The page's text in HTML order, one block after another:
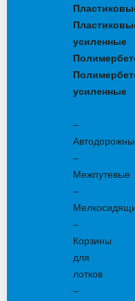
усиленные
усиленные
–
–
Межпутевые
–
–
Корзины
для
лотков
–